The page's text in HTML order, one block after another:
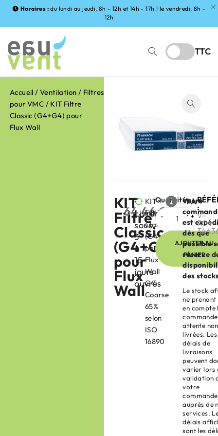
Horaires : du lundi au jeudi, 8h - 12h et 14h - 17h | le vendredi, 8h -
12h
TTC
Accueil /Ventilation / Filtres
pour VMC / KIT Filtre
Classic (G4+G4) pour
Flux Wall
KIT
Filtre
Classic
(G4+G4)
pour
Flux
Wall
64,46€
Livraison
sous
3
à
15
jours
ouvrés
KIT
Filtre
Classic
(G4+G4)
pour
Flux
Wall
G4:
Coarse
65%
selon
ISO
16890
Quantité
AJOUTER AU
PANIER
Votre
est
dès que
possible
réserve
des
Le stock
ne prenant
en compte
attente non
livrées. Les
délais de
livraisons
peuvent
varier lors
validation
votre
commande
auprès de
services.
délais
sont les
:
:
V-
R04-